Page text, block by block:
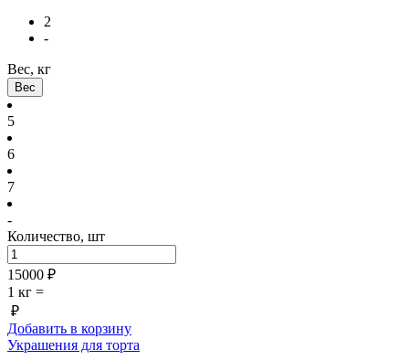
2
-
Вес, кг
Вес
5
6
7
-
Количество, шт
15000 ₽
1 кг =
₽
Добавить в корзину
Украшения для торта